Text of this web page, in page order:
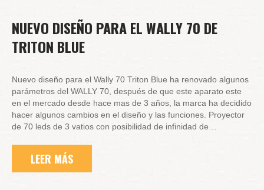
NUEVO DISEÑO PARA EL WALLY 70 DE
TRITON BLUE
Nuevo diseño para el Wally 70 Triton Blue ha renovado algunos
parámetros del WALLY 70, después de que este aparato este
en el mercado desde hace mas de 3 años, la marca ha decidido
hacer algunos cambios en el diseño y las funciones. Proyector
de 70 leds de 3 vatios con posibilidad de infinidad de…
LEER MÁS